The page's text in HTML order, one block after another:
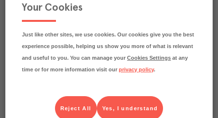
Varje kilo av varan påverkar klimatet motsvarande
utsläppen av 0.6 kg koldioxid.
Läs mer om hur vi beräknar klimatavtryck
Your Cookies
Just like other sites, we use cookies. Our cookies give you the best
experience possible, helping us show you more of what is relevant
and useful to you. You can manage yourCookies Settings at any
time or for more information visit ourprivacy policy.
Yes, I understand
Reject All